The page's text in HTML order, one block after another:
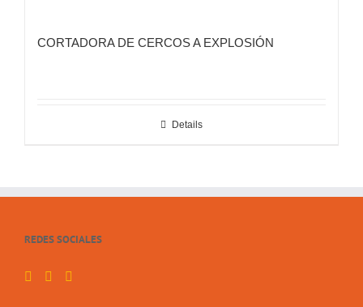
CORTADORA DE CERCOS A EXPLOSIÓN
Details
REDES SOCIALES